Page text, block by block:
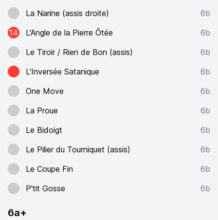
La Narine (assis droite)
6b
14
L'Angle de la Pierre Ôtée
6b
Le Tiroir / Rien de Bon (assis)
6b
L'Inversée Satanique
6b
One Move
6b
La Proue
6b
Le Bidoigt
6b
Le Pilier du Tourniquet (assis)
6b
Le Coupe Fin
6b
P'tit Gosse
6b
6a+